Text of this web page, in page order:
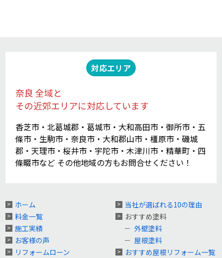
対応エリア
奈良 全域と
その近郊エリアに対応しています
香芝市・北葛城郡・葛城市・大和高田市・御所市・五
條市・生駒市・奈良市・大和郡山市・橿原市・磯城
郡・天理市・桜井市・宇陀市・木津川市・精華町・四
條畷市など その他地域の方もお問合せください！
ホーム
料金一覧
施工実績
お客様の声
リフォームローン
当社が選ばれる10の理由
おすすめ塗料
外壁塗料
屋根塗料
おすすめ屋根リフォーム一覧